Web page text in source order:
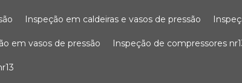
inspeção em caldeiras e vasos de pressão
em vasos de pressão inspeção de compressores